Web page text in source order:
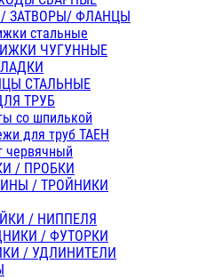
ЗАТВОРЫ/ ФЛАНЦЫ
стальные
ЧУГУННЫЕ
СТАЛЬНЫЕ
ТРУБ
со шпилькой
для труб ТАЕН
червячный
/ ПРОБКИ
/ ТРОЙНИКИ
/ НИППЕЛЯ
/ ФУТОРКИ
/ УДЛИНИТЕЛИ